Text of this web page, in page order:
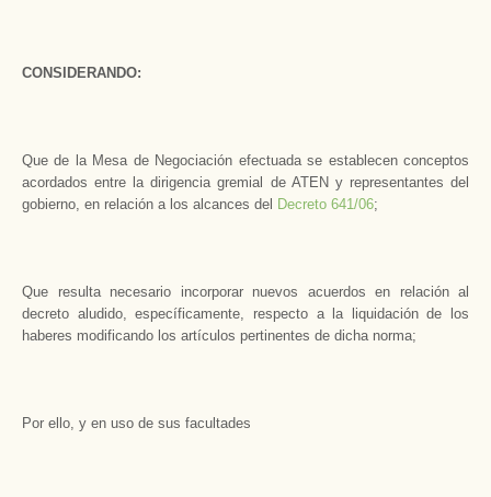
CONSIDERANDO:
Que de la Mesa de Negociación efectuada se establecen conceptos
acordados entre la dirigencia gremial de ATEN y representantes del
gobierno, en relación a los alcances del Decreto 641/06;
Que resulta necesario incorporar nuevos acuerdos en relación al
decreto aludido, específicamente, respecto a la liquidación de los
haberes modificando los artículos pertinentes de dicha norma;
Por ello, y en uso de sus facultades